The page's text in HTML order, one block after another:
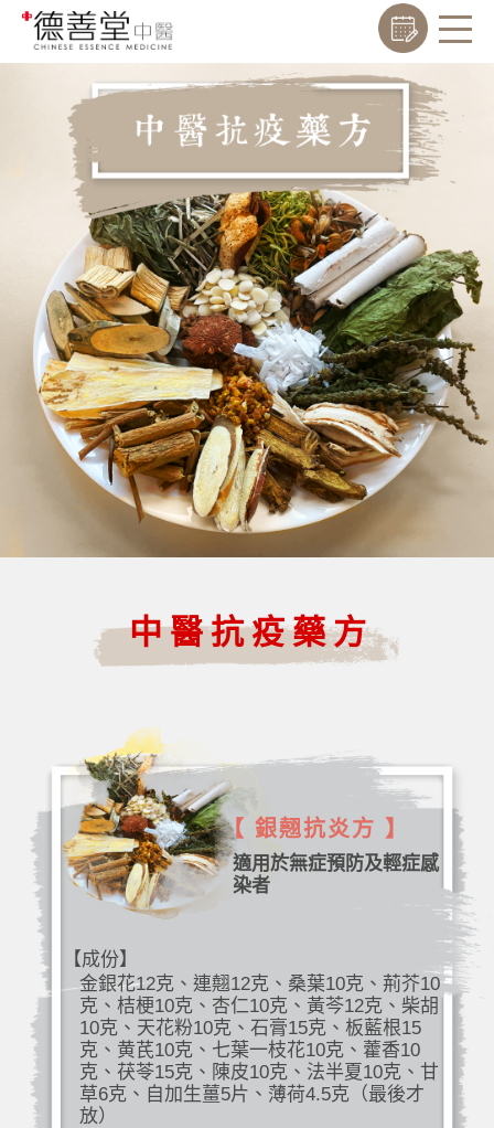
中醫抗疫藥方
【 銀翹抗炎方 】
適用於無症預防及輕症感
染者
【成份】
金銀花12克、連翹12克、桑葉10克、荊芥10
克、桔梗10克、杏仁10克、黃芩12克、柴胡
10克、天花粉10克、石膏15克、板藍根15
克、黄芪10克、七葉一枝花10克、藿香10
克、茯苓15克、陳皮10克、法半夏10克、甘
草6克、自加生薑5片、薄荷4.5克（最後才
放）